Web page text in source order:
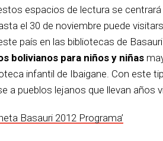
espacios de lectura se
el 30 de noviembre puede
país en las bibliotecas de
bolivianos para niños y niñas
infantil de Ibaigane. Con este
a pueblos lejanos que llevan años
Basauri 2012 Programa’